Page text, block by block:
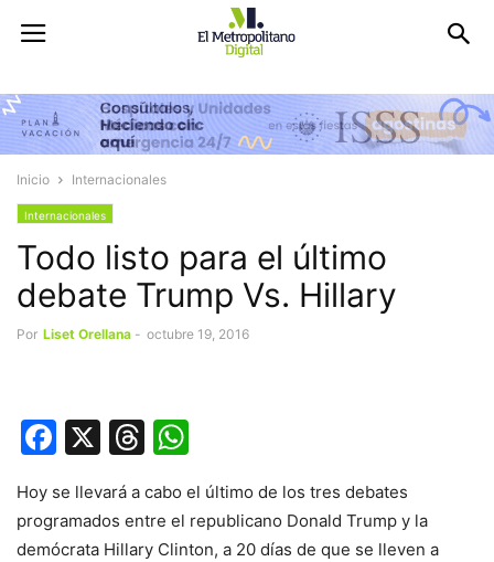
Inicio Internacionales
Internacionales
Todo listo para el último
debate Trump Vs. Hillary
Por Liset Orellana - octubre 19, 2016
Facebook
X Threads
Hoy se llevará a cabo el último de los tres debates
programados entre el republicano Donald Trump y la
demócrata Hillary Clinton, a 20 días de que se lleven a